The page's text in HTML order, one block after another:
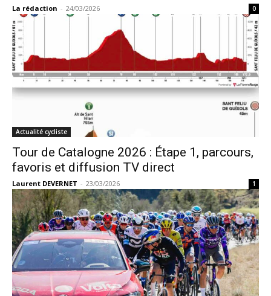
La rédaction - 24/03/2026 0
Actualité cycliste
Tour de Catalogne 2026 : Étape 1, parcours,
favoris et diffusion TV direct
Laurent DEVERNET - 23/03/2026 1